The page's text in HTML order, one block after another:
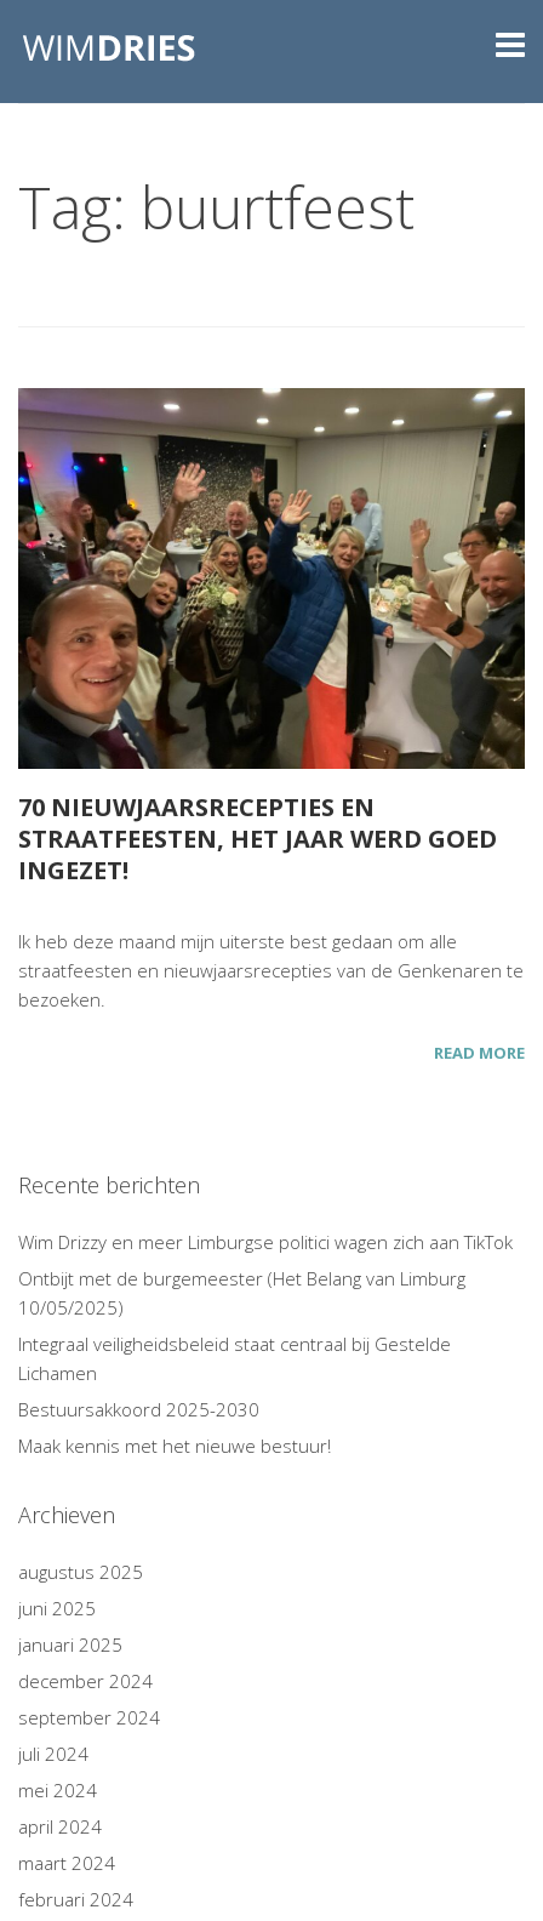
Tag: buurtfeest
70 NIEUWJAARSRECEPTIES EN
STRAATFEESTEN, HET JAAR WERD GOED
INGEZET!
Ik heb deze maand mijn uiterste best gedaan om alle
straatfeesten en nieuwjaarsrecepties van de Genkenaren te
bezoeken.
READ MORE
Recente berichten
Wim Drizzy en meer Limburgse politici wagen zich aan TikTok
Ontbijt met de burgemeester (Het Belang van Limburg
10/05/2025)
Integraal veiligheidsbeleid staat centraal bij Gestelde
Lichamen
Bestuursakkoord 2025-2030
Maak kennis met het nieuwe bestuur!
Archieven
augustus 2025
juni 2025
januari 2025
december 2024
september 2024
juli 2024
mei 2024
april 2024
maart 2024
februari 2024